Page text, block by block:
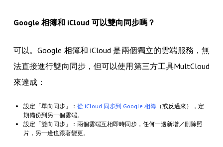
Google 相簿和 iCloud 可以雙向同步嗎？
可以。Google 相簿和 iCloud 是兩個獨立的雲端服務，無
法直接進行雙向同步，但可以使用第三方工具MultCloud
來達成：
設定「單向同步」： 從 iCloud 同步到 Google 相簿（或反過來），定
期備份到另一個雲端。
設定「雙向同步」：兩個雲端互相即時同步，任何一邊新增／刪除照
片，另一邊也跟著變更。